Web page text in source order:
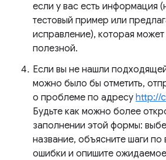
если у вас есть информация
тестовый пример или
исправление), которая может
полезной.
Если вы не нашли
можно было бы отметить,
о проблеме по адресу http://
Будьте как можно более
заполнении этой формы:
название, объясните шаги
ошибки и опишите